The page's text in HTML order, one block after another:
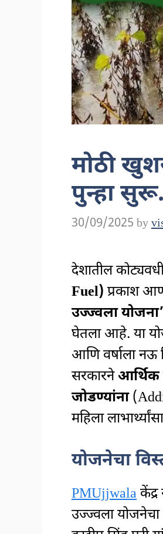
मोठी
पुन्हा
30/09/2025 by
देशातील
Fuel) प्रकाश
उज्ज्वला
घेतला आहे. या
आणि वर्षाला नऊ
सरकारनेआर्थिक
जोडण्यांना
महिला
योजनेचा
PMUjjwala
उज्ज्वला योजनेचा